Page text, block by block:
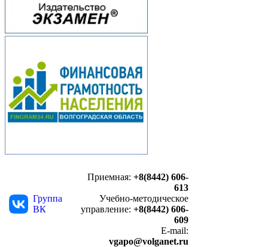
Группа
ВК
Приемная: +8(8442) 606-
613
Учебно-методическое
управление: +8(8442) 606-
609
E-mail:
vgapo@volganet.ru